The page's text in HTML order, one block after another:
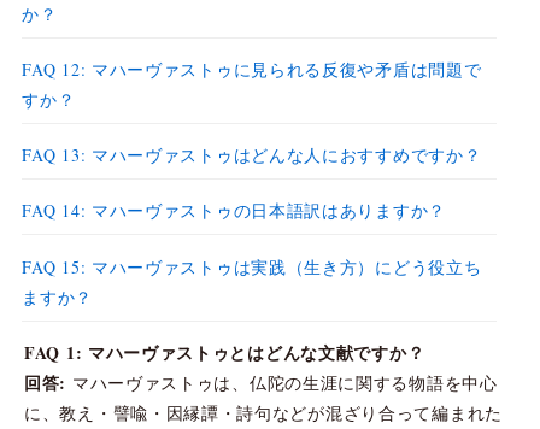
か？
FAQ 12: マハーヴァストゥに見られる反復や矛盾は問題で
すか？
FAQ 13: マハーヴァストゥはどんな人におすすめですか？
FAQ 14: マハーヴァストゥの日本語訳はありますか？
FAQ 15: マハーヴァストゥは実践（生き方）にどう役立ち
ますか？
FAQ 1: マハーヴァストゥとはどんな文献ですか？
回答: マハーヴァストゥは、仏陀の生涯に関する物語を中心
に、教え・譬喩・因縁譚・詩句などが混ざり合って編まれた